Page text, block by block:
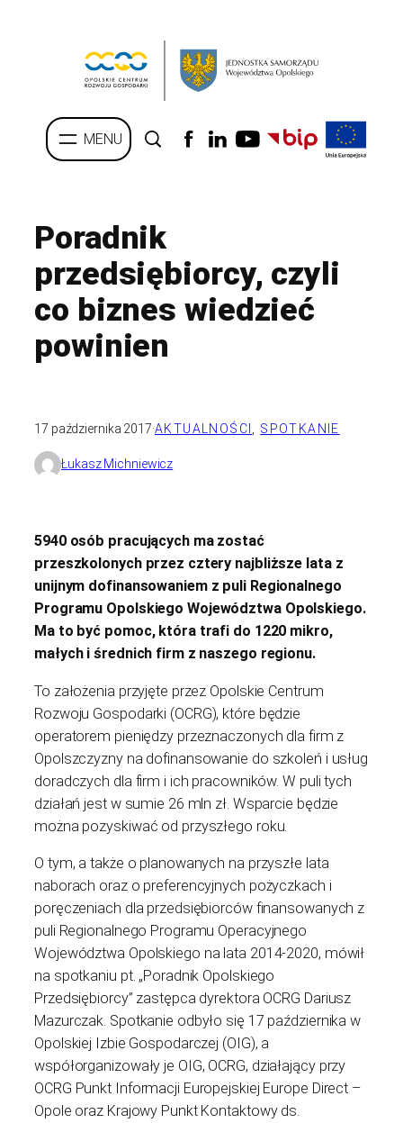
Poradnik
przedsiębiorcy, czyli
co biznes wiedzieć
powinien
17 października 2017·AKTUALNOŚCI SPOTKANIE
Łukasz Michniewicz
5940 osób pracujących ma zostać
przeszkolonych przez cztery najbliższe lata z
unijnym dofinansowaniem z puli Regionalnego
Programu Opolskiego Województwa Opolskiego.
Ma to być pomoc, która trafi do 1220 mikro,
małych i średnich firm z naszego regionu.
To założenia przyjęte przez Opolskie Centrum
Rozwoju Gospodarki (OCRG), które będzie
operatorem pieniędzy przeznaczonych dla firm z
Opolszczyzny na dofinansowanie do szkoleń i usług
doradczych dla firm i ich pracowników. W puli tych
działań jest w sumie 26 mln zł. Wsparcie będzie
można pozyskiwać od przyszłego roku.
O tym, a także o planowanych na przyszłe lata
naborach oraz o preferencyjnych pożyczkach i
poręczeniach dla przedsiębiorców finansowanych z
puli Regionalnego Programu Operacyjnego
Województwa Opolskiego na lata 2014-2020, mówił
na spotkaniu pt. „Poradnik Opolskiego
Przedsiębiorcy” zastępca dyrektora OCRG Dariusz
Mazurczak. Spotkanie odbyło się 17 października w
Opolskiej Izbie Gospodarczej (OIG), a
współorganizowały je OIG, OCRG, działający przy
OCRG Punkt Informacji Europejskiej Europe Direct –
Opole oraz Krajowy Punkt Kontaktowy ds.